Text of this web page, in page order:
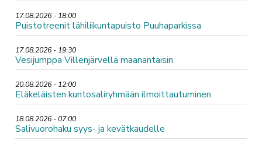
17.08.2026 - 18:00
Puistotreenit lähiliikuntapuisto Puuhaparkissa
17.08.2026 - 19:30
Vesijumppa Villenjärvellä maanantaisin
20.08.2026 - 12:00
Eläkeläisten kuntosaliryhmään ilmoittautuminen
18.08.2026 - 07:00
Salivuorohaku syys- ja kevätkaudelle